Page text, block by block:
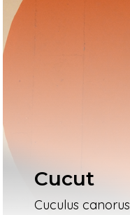
Cucut
Cuculus canorus